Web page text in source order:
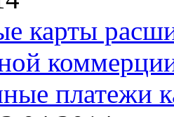
карты
платежи